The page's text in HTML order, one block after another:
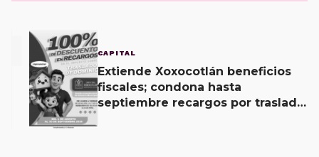
CAPITAL
Extiende Xoxocotlán beneficios
fiscales; condona hasta
septiembre recargos por traslado